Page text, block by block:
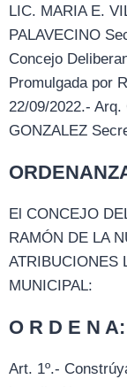
LIC. MARIA E.
PALAVECINO
Concejo
Promulgada por
22/09/2022.-
GONZALEZ
El CONCEJO
RAMÓN DE LA
ATRIBUCIONES
MUNICIPAL:
O R D E N A:
Art. 1º.-